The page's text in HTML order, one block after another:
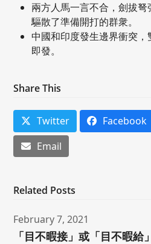
兩方人馬一言不合，劍拔弩
驅散了準備開打的群衆。
中國和印度發生邊界衝突
即發。
Share This
Twitter Facebook
Email
Related Posts
February 7, 2021
「目不暇接」或「目不暇給」